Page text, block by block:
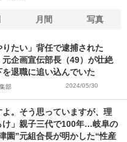
月間 写真
りたい」背任で逮捕された
元企画宣伝部長（49）が壮絶
退職に追い込んでいた
部 2024/05/30
よ。そう思っていますが、理
け」親子三代で100年…岐阜の
園”元組合長が明かした“性産